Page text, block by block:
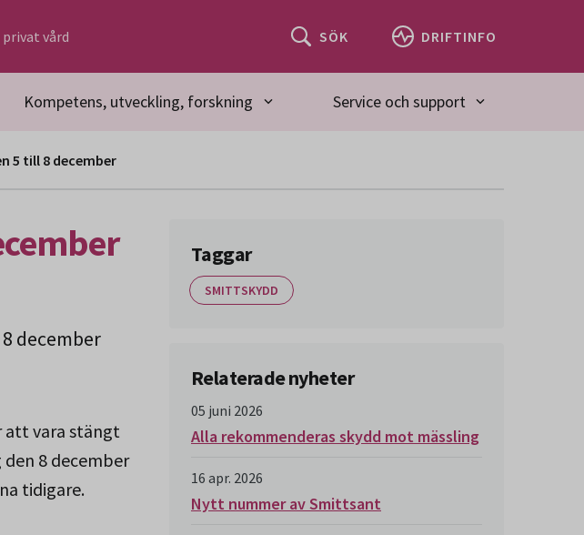
vård SÖK DRIFTINFO
Kompetens, utveckling, forskning Service och support
5 till 8 december
december
att vara stängt
8 december
tidigare.
Taggar
SMITTSKYDD
Relaterade nyheter
05 juni 2026
Alla rekommenderas skydd mot mässling
16 apr. 2026
Nytt nummer av Smittsant